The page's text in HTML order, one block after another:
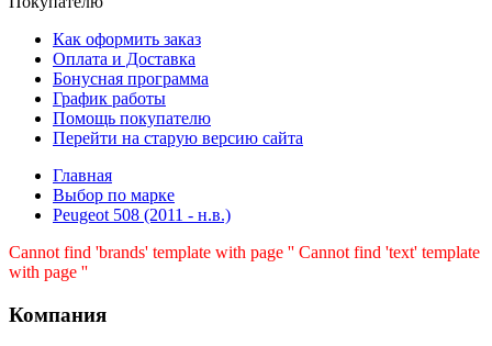
Как оформить заказ
Оплата и Доставка
Бонусная программа
График работы
Помощь покупателю
Перейти на старую версию сайта
Главная
Выбор по марке
Peugeot 508 (2011 - н.в.)
Cannot find 'brands' template with page '' Cannot find 'text' template
with page ''
Компания